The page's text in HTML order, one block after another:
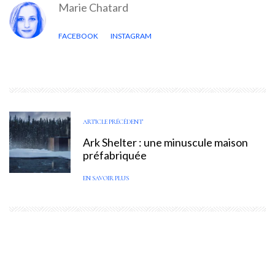
Marie Chatard
FACEBOOK INSTAGRAM
ARTICLE PRÉCÉDENT
Ark Shelter : une minuscule maison
préfabriquée
EN SAVOIR PLUS